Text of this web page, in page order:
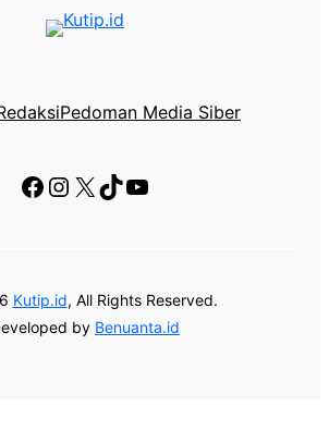
Pedoman Media Siber
Facebook
Instagram
X TikTok
YouTube
Kutip.id, All Rights Reserved.
by Benuanta.id